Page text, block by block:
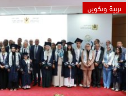
تربية وتكوين